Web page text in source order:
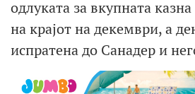
одлуката за вкупната
на крајот на декември, а
испратена до Санадер и